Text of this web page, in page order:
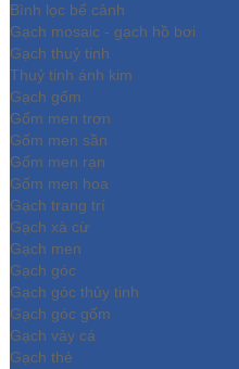
Bình lọc bể cảnh
Gạch mosaic - gạch hồ bơi
Gạch thuỷ tinh
Thuỷ tinh ánh kim
Gạch gốm
Gốm men trơn
Gốm men sần
Gốm men rạn
Gốm men hoa
Gạch trang trí
Gạch xà cừ
Gạch men
Gạch góc
Gạch góc thủy tinh
Gạch góc gốm
Gạch vảy cá
Gạch thẻ